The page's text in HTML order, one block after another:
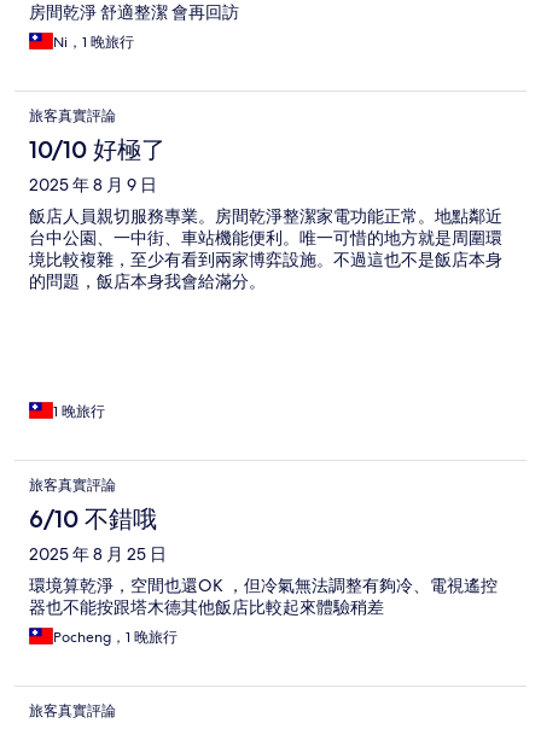
房間乾淨 舒適整潔 會再回訪
Ni，1 晚旅行
旅客真實評論
10/10 好極了
2025 年 8 月 9 日
飯店人員親切服務專業。房間乾淨整潔家電功能正常。地點鄰近
台中公園、一中街、車站機能便利。唯一可惜的地方就是周圍環
境比較複雜，至少有看到兩家博弈設施。不過這也不是飯店本身
的問題，飯店本身我會給滿分。
1 晚旅行
旅客真實評論
6/10 不錯哦
2025 年 8 月 25 日
環境算乾淨，空間也還OK ，但冷氣無法調整有夠冷、電視遙控
器也不能按跟塔木德其他飯店比較起來體驗稍差
Pocheng，1 晚旅行
旅客真實評論